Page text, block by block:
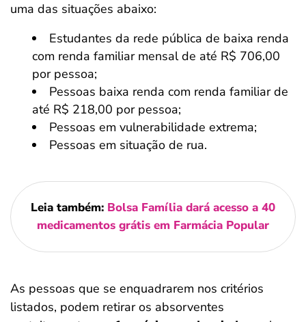
uma das situações abaixo:
Estudantes da rede pública de baixa renda
com renda familiar mensal de até R$ 706,00
por pessoa;
Pessoas baixa renda com renda familiar de
até R$ 218,00 por pessoa;
Pessoas em vulnerabilidade extrema;
Pessoas em situação de rua.
Leia também: Bolsa Família dará acesso a 40
medicamentos grátis em Farmácia Popular
As pessoas que se enquadrarem nos critérios
listados, podem retirar os absorventes